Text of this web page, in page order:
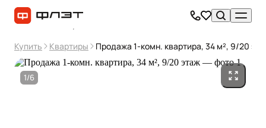
Купить Квартиры Продажа 1-комн. квартира, 34 м², 9/20
1/6